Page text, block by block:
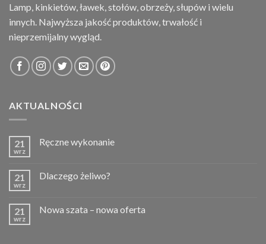
Lamp, kinkietów, ławek, stołów, obrzeży, słupów i wielu
innych. Najwyższa jakość produktów, trwałość i
nieprzemijalny wygląd.
AKTUALNOŚCI
21
wrz
Ręczne wykonanie
21
wrz
Dlaczego żeliwo?
21
wrz
Nowa szata – nowa oferta